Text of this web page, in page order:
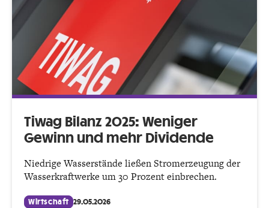
Tiwag Bilanz 2025: Weniger
Gewinn und mehr Dividende
Niedrige Wasserstände ließen Stromerzeugung der
Wasserkraftwerke um 30 Prozent einbrechen.
Wirtschaft 29.05.2026